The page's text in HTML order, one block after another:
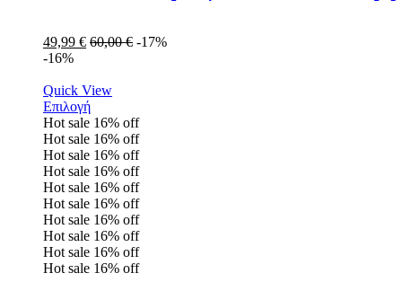
49,99 € 60,00€ -17%
-16%
Quick View
Επιλογή
Hot sale 16% off
Hot sale 16% off
Hot sale 16% off
Hot sale 16% off
Hot sale 16% off
Hot sale 16% off
Hot sale 16% off
Hot sale 16% off
Hot sale 16% off
Hot sale 16% off